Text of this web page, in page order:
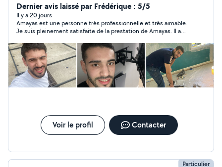
intérieure (murs, plafonds, portes) Pose de parquet, sol
PVC et stratifié Pose de carrelage Montage et
installation de cuisines Montage de meubles de toutes
marques Fixation d'étagères, tringles, TV, miroirs, lustres
et luminaires Petits travaux de plomberie et d'électricité
Enduit, rebouchage, finitions et réparations Tous types
de travaux de bricolage et d'aménagement intérieur Je
travaille avec rigueur, ponctualité et le souci du détail
afin de garantir un résultat propre et durable. Je
Dernier avis laissé par Frédérique : 5/5
Il y a 20 jours
Amayas est une personne très professionnelle et très aimable.
Je suis pleinement satisfaite de la prestation de Amayas. Il a
Voir le profil Contacter
Particulier